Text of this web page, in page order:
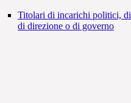
Titolari di incarichi politici,
di direzione o di governo